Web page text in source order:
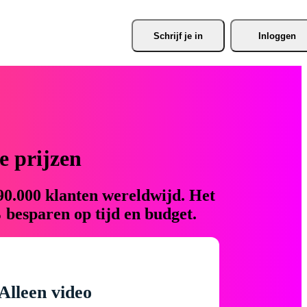
Schrijf je in Inloggen
prijzen
klanten wereldwijd. Het
op tijd en budget.
video